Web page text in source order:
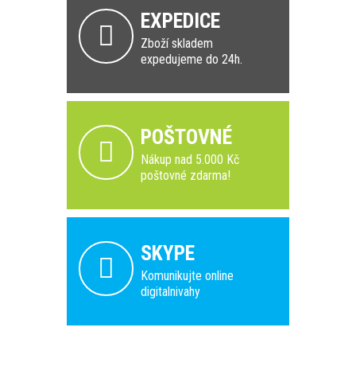
EXPEDICE
Zboží skladem
expedujeme do 24h.
POŠTOVNÉ
Nákup nad 5.000 Kč
poštovné zdarma!
SKYPE
Komunikujte online
digitalnivahy